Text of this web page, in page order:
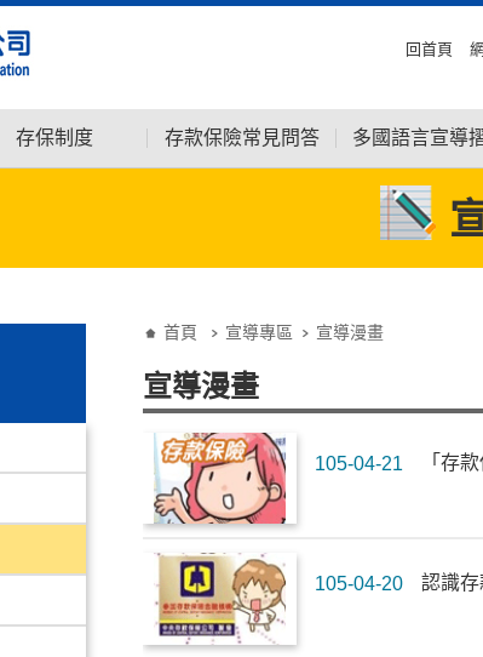
回首頁
存保制度 存款保險常見問答 多國語言宣導
首頁 宣導專區 宣導漫畫
宣導漫畫
105-04-21 「存
105-04-20 認識